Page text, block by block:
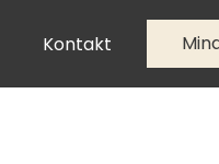
Kontakt